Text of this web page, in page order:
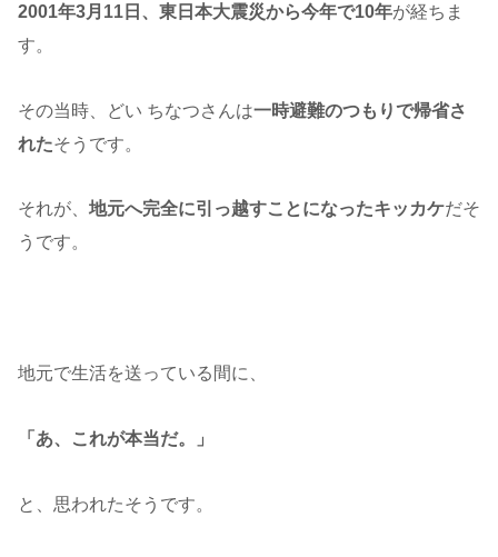
2001年3月11日、東日本大震災から今年で10年が経ちま
す。
その当時、どい ちなつさんは一時避難のつもりで帰省さ
れたそうです。
それが、 地元へ完全に引っ越すことになったキッカケだそ
うです。
地元で生活を送っている間に、
「あ、これが本当だ。」
と、思われたそうです。